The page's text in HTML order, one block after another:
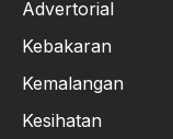
Advertorial
Kebakaran
Kemalangan
Kesihatan